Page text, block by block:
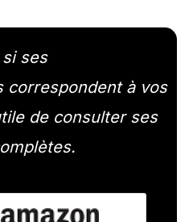
ses
correspondent à vos
de consulter ses